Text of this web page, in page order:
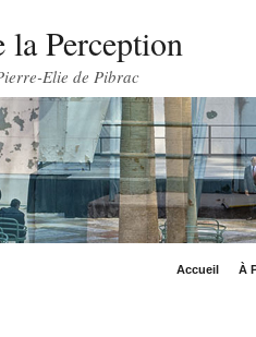
la Perception
Elie de Pibrac
Accueil À